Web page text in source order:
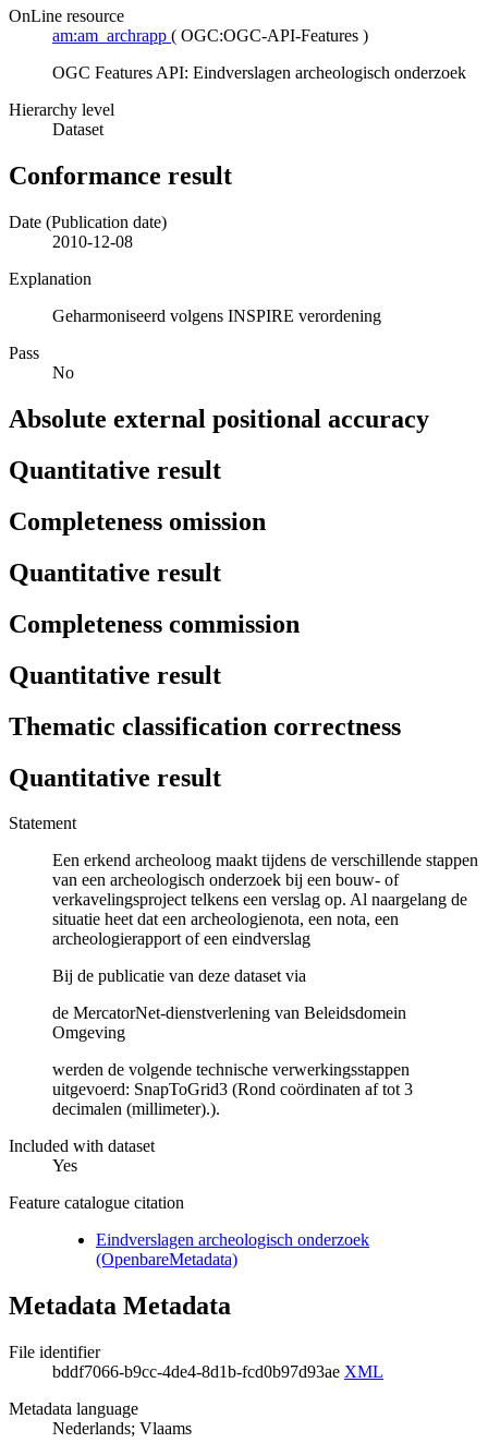
OnLine resource
am:am_archrapp ( OGC:OGC-API-Features )
OGC Features API: Eindverslagen archeologisch onderzoek
Hierarchy level
Dataset
Conformance result
Date (Publication date)
2010-12-08
Explanation
Geharmoniseerd volgens INSPIRE verordening
Pass
No
Absolute external positional accuracy
Quantitative result
Completeness omission
Quantitative result
Completeness commission
Quantitative result
Thematic classification correctness
Quantitative result
Statement
Een erkend archeoloog maakt tijdens de verschillende stappen
van een archeologisch onderzoek bij een bouw- of
verkavelingsproject telkens een verslag op. Al naargelang de
situatie heet dat een archeologienota, een nota, een
archeologierapport of een eindverslag
Bij de publicatie van deze dataset via
de MercatorNet-dienstverlening van Beleidsdomein
Omgeving
werden de volgende technische verwerkingsstappen
uitgevoerd: SnapToGrid3 (Rond coördinaten af tot 3
decimalen (millimeter).).
Included with dataset
Yes
Feature catalogue citation
Eindverslagen archeologisch onderzoek
(OpenbareMetadata)
Metadata Metadata
File identifier
bddf7066-b9cc-4de4-8d1b-fcd0b97d93ae XML
Metadata language
Nederlands; Vlaams